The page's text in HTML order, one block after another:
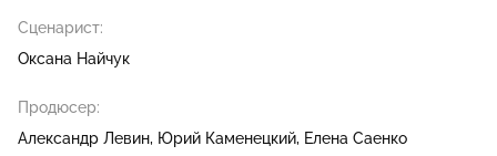
Сценарист:
Оксана Найчук
Продюсер:
Александр Левин Юрий Каменецкий Елена Саенко